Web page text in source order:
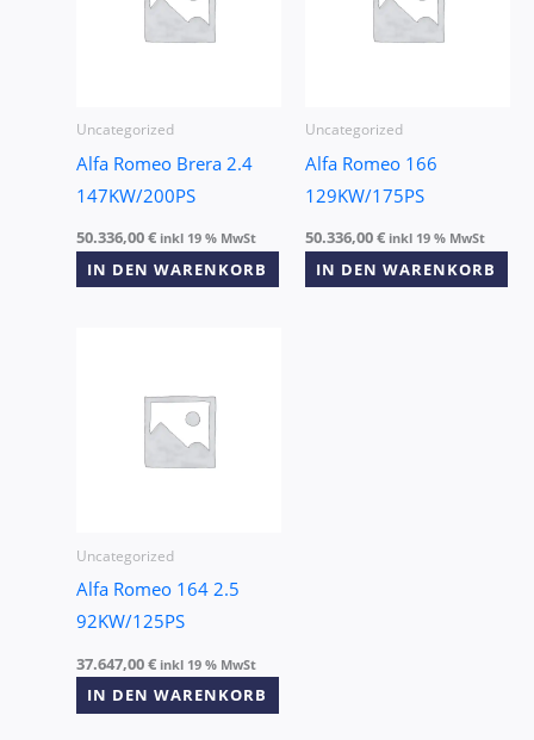
Uncategorized
Alfa Romeo Brera 2.4
147KW/200PS
50.336,00€ inkl 19 % MwSt
IN DEN WARENKORB
Uncategorized
Alfa Romeo 166
129KW/175PS
50.336,00€ inkl 19 % MwSt
IN DEN WARENKORB
Uncategorized
Alfa Romeo 164 2.5
92KW/125PS
37.647,00€ inkl 19 % MwSt
IN DEN WARENKORB